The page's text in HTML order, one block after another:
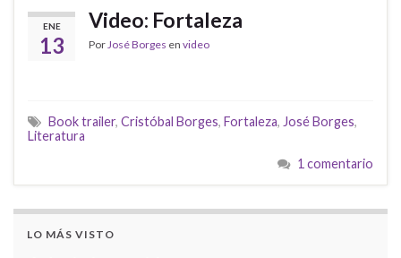
ENE
13
Video: Fortaleza
PorJosé Borges en video
Book trailer, Cristóbal Borges, Fortaleza, José Borges,
Literatura
1 comentario
LO MÁS VISTO